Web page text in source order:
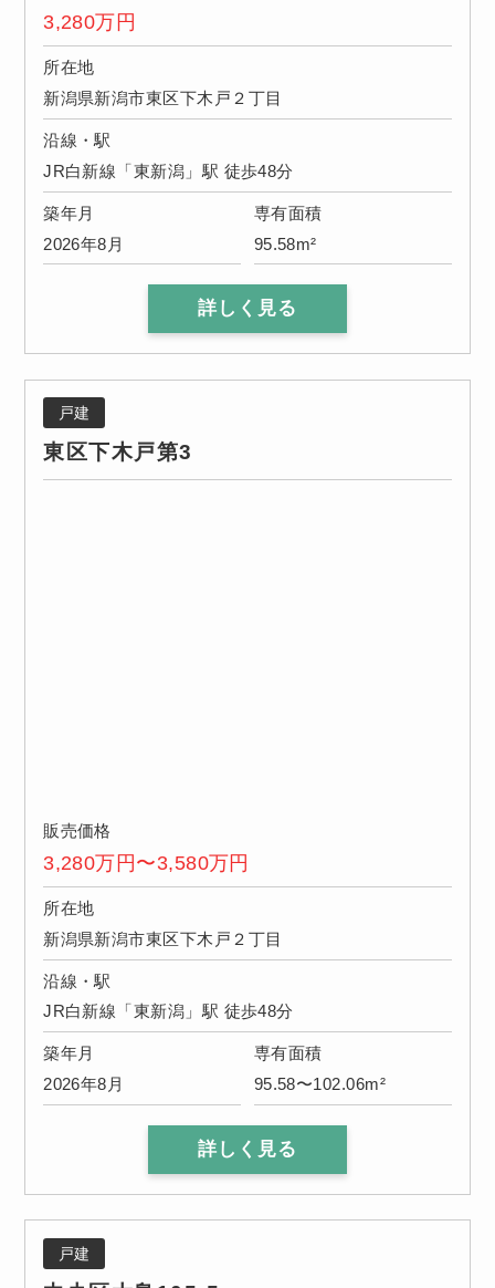
3,280万円
所在地
新潟県新潟市東区下木戸２丁目
沿線・駅
JR白新線「東新潟」駅 徒歩48分
築年月
2026年8月
専有面積
95.58m²
詳しく見る
戸建
東区下木戸第3
販売価格
3,280万円〜3,580万円
所在地
新潟県新潟市東区下木戸２丁目
沿線・駅
JR白新線「東新潟」駅 徒歩48分
築年月
2026年8月
専有面積
95.58〜102.06m²
詳しく見る
戸建